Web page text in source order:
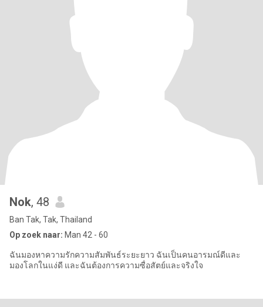
Nok, 48
Ban Tak, Tak, Thailand
Op zoek naar: Man 42 - 60
ฉันมองหาความรักความสัมพันธ์ระยะยาว ฉันเป็นคนอารมณ์ดีและ
มองโลกในแง่ดี และฉันต้องการความซื่อสัตย์และจริงใจ